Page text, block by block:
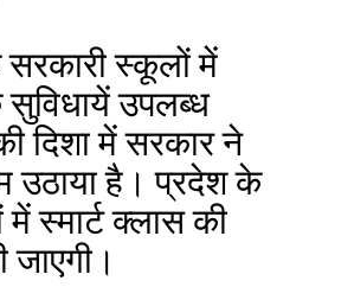
स्कूलों में
उपलब्ध
दिशा में सरकार ने
उठाया है। प्रदेश के
में स्मार्ट क्लास की
जाएगी।